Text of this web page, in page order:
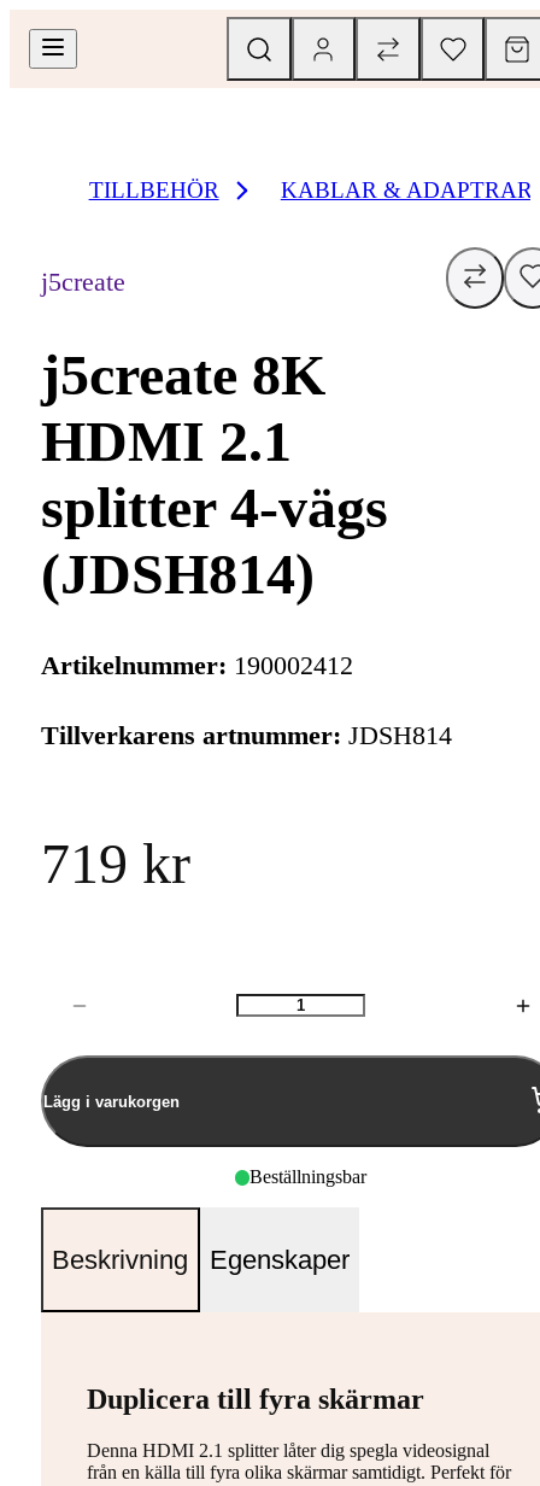
TILLBEHÖR KABLAR & ADAPTRAR
j5create
j5create 8K
HDMI 2.1
splitter 4-vägs
(JDSH814)
Artikelnummer: 190002412
Tillverkarens artnummer: JDSH814
719 kr
Antal
Lägg i varukorgen
Beställningsbar
Beskrivning Egenskaper
Duplicera till fyra skärmar
Denna HDMI 2.1 splitter låter dig spegla videosignal
från en källa till fyra olika skärmar samtidigt. Perfekt för